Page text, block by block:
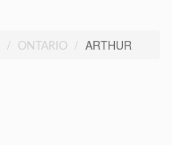
ONTARIO ARTHUR